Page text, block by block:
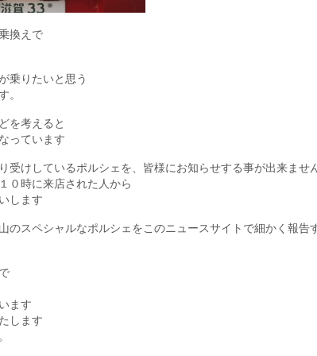
換えで
乗りたいと思う
。
を考えると
っています
けしているポルシェを、皆様にお知らせする事が出来ませ
０時に来店された人から
します
スペシャルなポルシェをこのニュースサイトで細かく報告
ます
します